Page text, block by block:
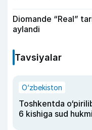
Diomande “Real”
aylandi
Tavsiyalar
O‘zbekiston
Toshkentda
6 kishiga sud